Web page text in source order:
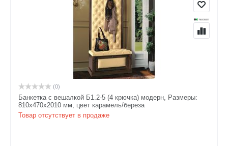
(0)
Банкетка с вешалкой Б1.2-5 (4 крючка) модерн, Размеры:
810х470х2010 мм, цвет карамель/береза
Товар отсутствует в продаже